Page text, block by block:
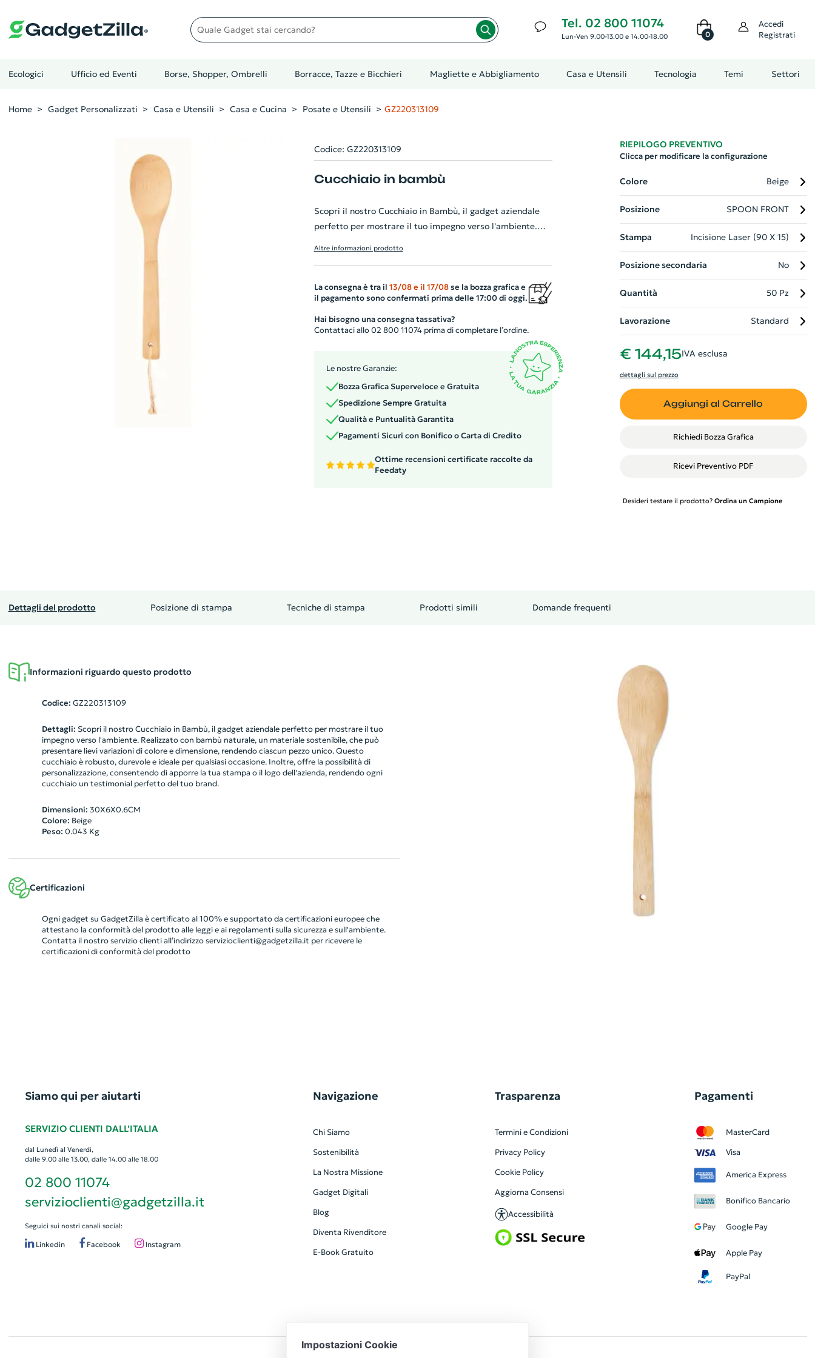
Quale gadget stai cercando? Tel. 02 800 11074
Lun-Ven 9.00-13.00 e 14.00-18.00 0
Accedi
Registrati
Ecologici Ufficio ed Eventi Borse, Shopper, Ombrelli Borracce, Tazze e Bicchieri Magliette e Abbigliamento Casa e Utensili Tecnologia Temi Settori
Home Gadget Personalizzati Casa e Utensili Casa e Cucina Posate e Utensili GZ220313109
Codice: GZ220313109
Cucchiaio in bambù
Scopri il nostro Cucchiaio in Bambù, il gadget aziendale
perfetto per mostrare il tuo impegno verso l'ambiente.
durevole e ideale per qualsiasi occasione. Inoltre, offre la
possibilità di personalizzazione, consentendo di apporre
la tua stampa o il logo dell'azienda, rendendo ogni
cucchiaio un testimonial perfetto del tuo brand.
Altre informazioni prodotto
La consegna è tra il 13/08 e il 17/08se la bozza grafica e
il pagamento sono confermati prima delle 17:00 di oggi.
Hai bisogno una consegna tassativa?
Contattaci allo 02 800 11074 prima di completare l’ordine.
Le nostre Garanzie:
Bozza Grafica Superveloce e Gratuita
Spedizione Sempre Gratuita
Qualità e Puntualità Garantita
Pagamenti Sicuri con Bonifico o Carta di Credito
Ottime recensioni certificate raccolte da
Feedaty
RIEPILOGO PREVENTIVO
Clicca per modificare la configurazione
Colore Beige
Posizione SPOON FRONT
Stampa Incisione Laser (90 X 15)
Posizione secondaria No
Quantità 50 Pz
Lavorazione Standard
€ 144,15IVA esclusa
dettagli sul prezzo
Aggiungi al Carrello
Richiedi Bozza Grafica
Ricevi Preventivo PDF
Desideri testare il prodotto? Ordina un Campione
Dettagli del prodotto Posizione di stampa Tecniche di stampa Prodotti simili Domande frequenti
Informazioni riguardo questo prodotto
Codice: GZ220313109
Dettagli: Scopri il nostro Cucchiaio in Bambù, il gadget aziendale perfetto per mostrare il tuo
impegno verso l'ambiente. Realizzato con bambù naturale, un materiale sostenibile, che può
presentare lievi variazioni di colore e dimensione, rendendo ciascun pezzo unico. Questo
cucchiaio è robusto, durevole e ideale per qualsiasi occasione. Inoltre, offre la possibilità di
personalizzazione, consentendo di apporre la tua stampa o il logo dell'azienda, rendendo ogni
cucchiaio un testimonial perfetto del tuo brand.
Dimensioni: 30X6X0.6CM
Colore: Beige
Peso: 0.043 Kg
Certificazioni
Ogni gadget su GadgetZilla è certificato al 100% e supportato da certificazioni europee che
attestano la conformità del prodotto alle leggi e ai regolamenti sulla sicurezza e sull'ambiente.
Contatta il nostro servizio clienti all’indirizzo servizioclienti@gadgetzilla.it per ricevere le
certificazioni di conformità del prodotto
Siamo qui per aiutarti
SERVIZIO CLIENTI DALL'ITALIA
dal Lunedì al Venerdì,
dalle 9.00 alle 13.00, dalle 14.00 alle 18.00
02 800 11074
servizioclienti@gadgetzilla.it
Seguici sui nostri canali social:
Linkedin Facebook Instagram
Navigazione
Chi Siamo
Sostenibilità
La Nostra Missione
Gadget Digitali
Blog
Diventa Rivenditore
E-Book Gratuito
Trasparenza
Termini e Condizioni
Privacy Policy
Cookie Policy
Aggiorna Consensi
Accessibilità
Pagamenti
MasterCard
Visa
America Express
Bonifico Bancario
Google Pay
Apple Pay
PayPal